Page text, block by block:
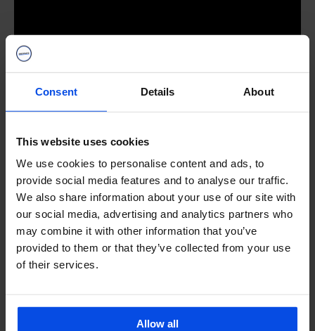
Consent Details About
This website uses cookies
We use cookies to personalise content and ads, to
provide social media features and to analyse our traffic.
We also share information about your use of our site with
our social media, advertising and analytics partners who
may combine it with other information that you’ve
provided to them or that they’ve collected from your use
of their services.
Allow all